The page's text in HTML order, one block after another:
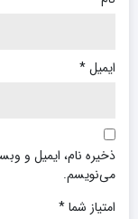
ایمیل*
ذخیره نام، ایمیل و
می‌نویسم.
امتیاز شما*